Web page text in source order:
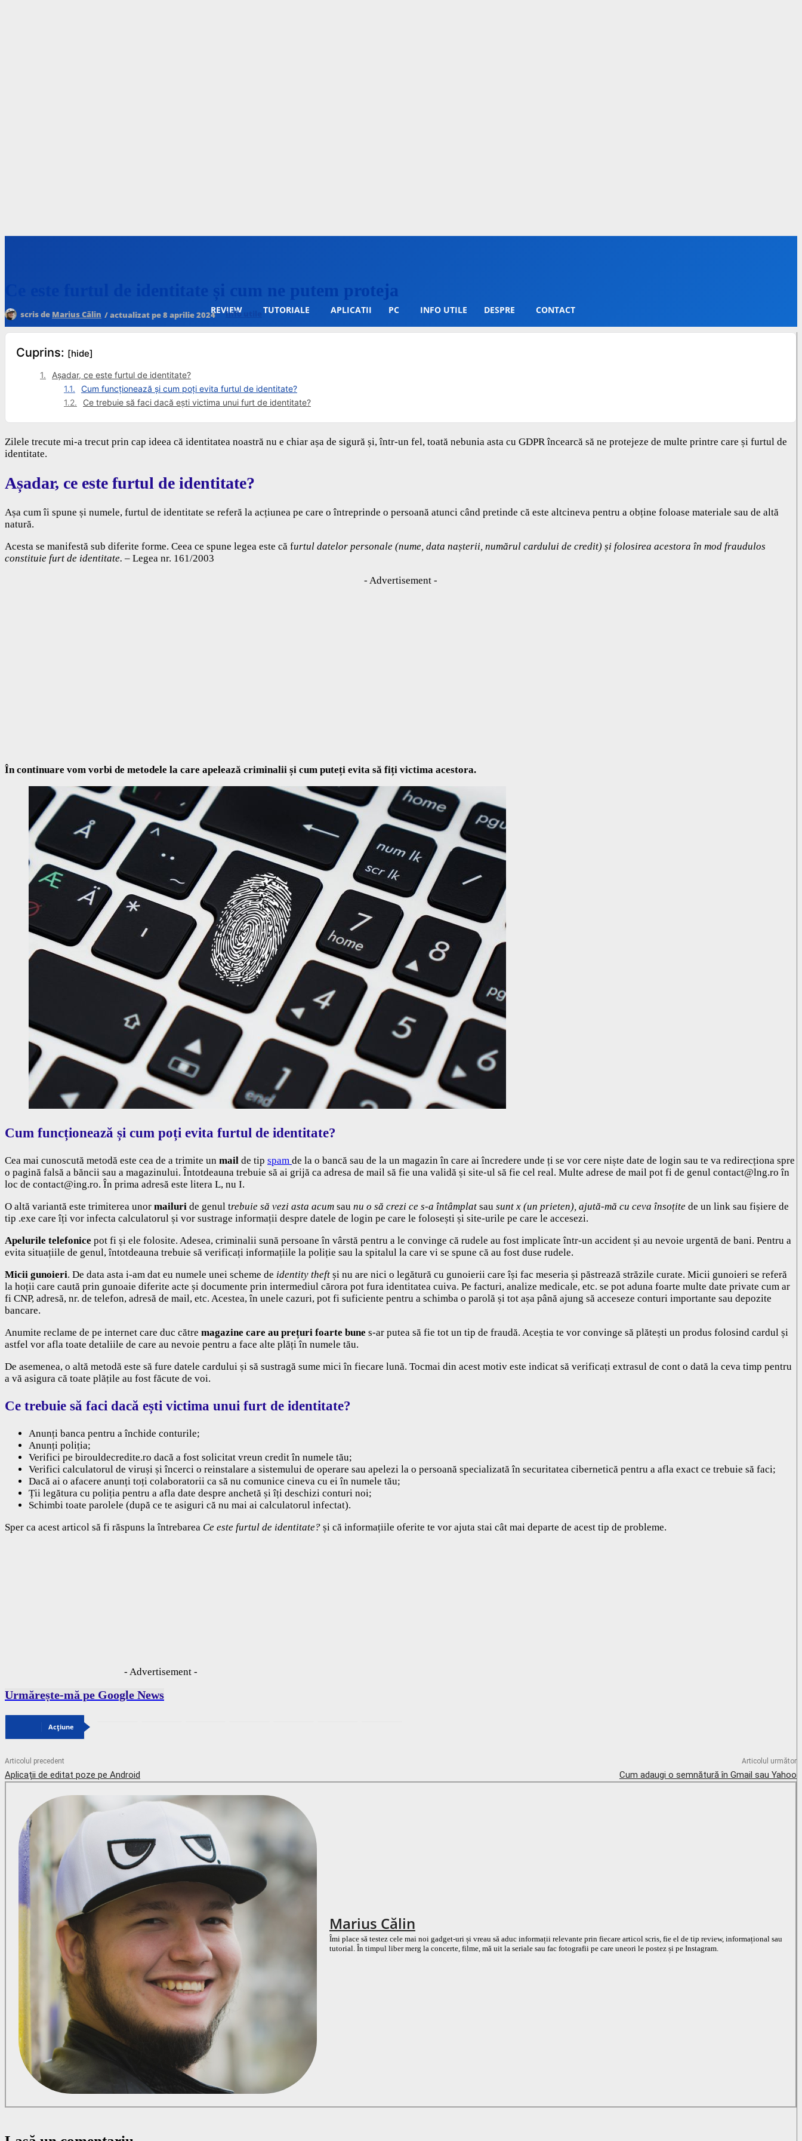
REVIEW TUTORIALE APLICATII PC INFO UTILE DESPRE CONTACT
Ce este furtul de identitate și cum ne putem proteja
scris de Marius Călin / actualizat pe8 aprilie 2024 Info utile
Cuprins: [hide]
Așadar, ce este furtul de identitate?
Cum funcționează și cum poți evita furtul de identitate?
Ce trebuie să faci dacă ești victima unui furt de identitate?
Zilele trecute mi-a trecut prin cap ideea că identitatea noastră nu e chiar așa de sigură și, într-un fel, toată nebunia asta cu GDPR încearcă să ne protejeze de multe printre care și furtul de
identitate.
Așadar, ce este furtul de identitate?
Așa cum îi spune și numele, furtul de identitate se referă la acțiunea pe care o întreprinde o persoană atunci când pretinde că este altcineva pentru a obține foloase materiale sau de altă
natură.
Acesta se manifestă sub diferite forme. Ceea ce spune legea este că furtul datelor personale (nume, data nașterii, numărul cardului de credit) și folosirea acestora în mod fraudulos
constituie furt de identitate. – Legea nr. 161/2003
- Advertisement -
În continuare vom vorbi de metodele la care apelează criminalii și cum puteți evita să fiți victima acestora.
Cum funcționează și cum poți evita furtul de identitate?
Cea mai cunoscută metodă este cea de a trimite un mail de tip spam de la o bancă sau de la un magazin în care ai încredere unde ți se vor cere niște date de login sau te va redirecționa spre
o pagină falsă a băncii sau a magazinului. Întotdeauna trebuie să ai grijă ca adresa de mail să fie una validă și site-ul să fie cel real. Multe adrese de mail pot fi de genul contact@lng.ro în
loc de contact@ing.ro. În prima adresă este litera L, nu I.
O altă variantă este trimiterea unor mailuri de genul trebuie să vezi asta acum sau nu o să crezi ce s-a întâmplat sau sunt x (un prieten), ajută-mă cu ceva însoțite de un link sau fișiere de
tip .exe care îți vor infecta calculatorul și vor sustrage informații despre datele de login pe care le folosești și site-urile pe care le accesezi.
Apelurile telefonice pot fi și ele folosite. Adesea, criminalii sună persoane în vârstă pentru a le convinge că rudele au fost implicate într-un accident și au nevoie urgentă de bani. Pentru a
evita situațiile de genul, întotdeauna trebuie să verificați informațiile la poliție sau la spitalul la care vi se spune că au fost duse rudele.
Micii gunoieri. De data asta i-am dat eu numele unei scheme de identity theft și nu are nici o legătură cu gunoierii care își fac meseria și păstrează străzile curate. Micii gunoieri se referă
la hoții care caută prin gunoaie diferite acte și documente prin intermediul cărora pot fura identitatea cuiva. Pe facturi, analize medicale, etc. se pot aduna foarte multe date private cum ar
fi CNP, adresă, nr. de telefon, adresă de mail, etc. Acestea, în unele cazuri, pot fi suficiente pentru a schimba o parolă și tot așa până ajung să acceseze conturi importante sau depozite
bancare.
Anumite reclame de pe internet care duc către magazine care au prețuri foarte bune s-ar putea să fie tot un tip de fraudă. Aceștia te vor convinge să plătești un produs folosind cardul și
astfel vor afla toate detaliile de care au nevoie pentru a face alte plăți în numele tău.
De asemenea, o altă metodă este să fure datele cardului și să sustragă sume mici în fiecare lună. Tocmai din acest motiv este indicat să verificați extrasul de cont o dată la ceva timp pentru
a vă asigura că toate plățile au fost făcute de voi.
Ce trebuie să faci dacă ești victima unui furt de identitate?
Anunți banca pentru a închide conturile;
Anunți poliția;
Verifici pe birouldecredite.ro dacă a fost solicitat vreun credit în numele tău;
Verifici calculatorul de viruși și încerci o reinstalare a sistemului de operare sau apelezi la o persoană specializată în securitatea cibernetică pentru a afla exact ce trebuie să faci;
Dacă ai o afacere anunți toți colaboratorii ca să nu comunice cineva cu ei în numele tău;
Ții legătura cu poliția pentru a afla date despre anchetă și îți deschizi conturi noi;
Schimbi toate parolele (după ce te asiguri că nu mai ai calculatorul infectat).
Sper ca acest articol să fi răspuns la întrebarea Ce este furtul de identitate? și că informațiile oferite te vor ajuta stai cât mai departe de acest tip de probleme.
- Advertisement -
Urmărește-mă pe Google News
Acțiune
Articolul precedent
Aplicații de editat poze pe Android
Articolul următor
Cum adaugi o semnătură în Gmail sau Yahoo
Marius Călin
Îmi place să testez cele mai noi gadget-uri și vreau să aduc informații relevante prin fiecare articol scris, fie el de tip review, informațional sau
tutorial. În timpul liber merg la concerte, filme, mă uit la seriale sau fac fotografii pe care uneori le postez și pe Instagram.